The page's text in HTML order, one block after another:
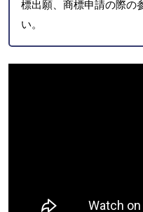
標出願、商標申請の際の
い。